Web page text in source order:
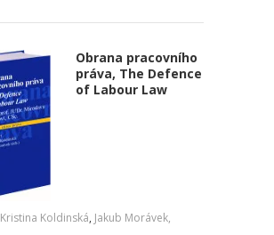
Obrana pracovního
práva, The Defence
of Labour Law
Kristina Koldinská, Jakub Morávek,